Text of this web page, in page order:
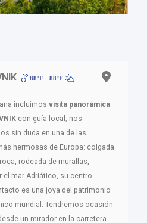
88ºF - 88ºF
incluimos visita panorámica
con guía local; nos
sin duda en una de las
hermosas de Europa: colgada
rodeada de murallas,
el mar Adriático, su centro
es una joya del patrimonio
mundial. Tendremos ocasión
un mirador en la carretera